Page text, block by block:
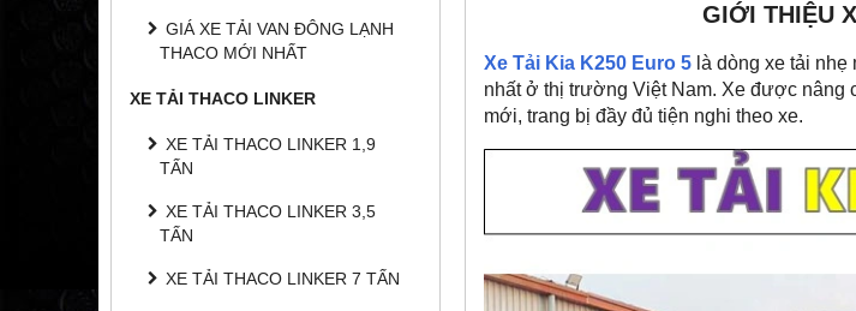
GIÁ XE TẢI VAN ĐÔNG LẠNH
THACO MỚI NHẤT
XE TẢI THACO LINKER
XE TẢI THACO LINKER 1,9
TẤN
XE TẢI THACO LINKER 3,5
TẤN
XE TẢI THACO LINKER 7 TẤN
GIỚI THIỆU
Xe Tải Kia K250 Euro 5 là dòng xe tải
nhất ở thị trường Việt Nam. Xe được nâng
mới, trang bị đầy đủ tiện nghi theo xe.